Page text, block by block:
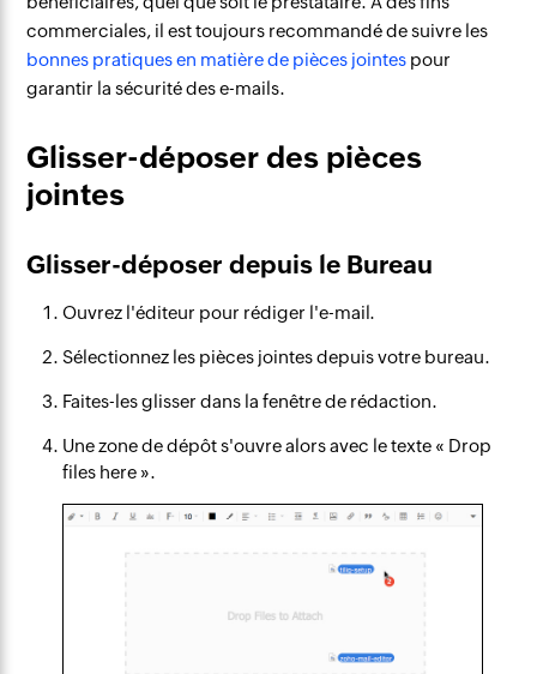
commerciales, il est toujours recommandé de suivre les
bonnes pratiques en matière de pièces jointes pour
garantir la sécurité des e-mails.
Glisser-déposer des pièces
jointes
Glisser-déposer depuis le Bureau
Ouvrez l'éditeur pour rédiger l'e-mail.
Sélectionnez les pièces jointes depuis votre bureau.
Faites-les glisser dans la fenêtre de rédaction.
Une zone de dépôt s'ouvre alors avec le texte « Drop
files here ».